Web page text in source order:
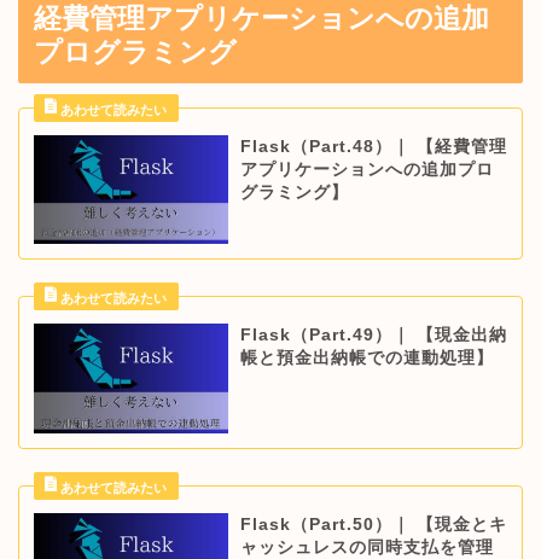
経費管理アプリケーションへの追加
プログラミング
Flask（Part.48）｜ 【経費管理
アプリケーションへの追加プロ
グラミング】
Flask（Part.49）｜ 【現金出納
帳と預金出納帳での連動処理】
Flask（Part.50）｜ 【現金とキ
ャッシュレスの同時支払を管理